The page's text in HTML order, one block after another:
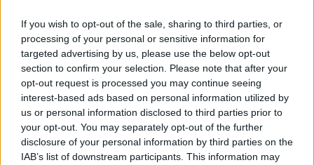
If you wish to opt-out of the sale, sharing to third parties, or
processing of your personal or sensitive information for
targeted advertising by us, please use the below opt-out
section to confirm your selection. Please note that after your
opt-out request is processed you may continue seeing
interest-based ads based on personal information utilized by
us or personal information disclosed to third parties prior to
your opt-out. You may separately opt-out of the further
disclosure of your personal information by third parties on the
IAB’s list of downstream participants. This information may